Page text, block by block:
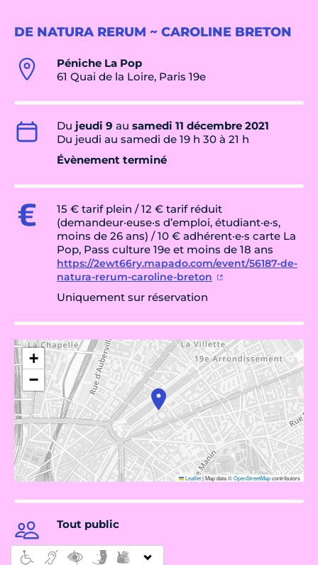
DE NATURA RERUM ~ CAROLINE BRETON
Péniche La Pop
61 Quai de la Loire, Paris 19e
Du jeudi 9 au samedi 11 décembre 2021
Du jeudi au samedi de 19 h 30 à 21 h
Évènement terminé
15 € tarif plein / 12 € tarif réduit
(demandeur·euse·s d’emploi, étudiant·e·s,
moins de 26 ans) / 10 € adhérent·e·s carte La
Pop, Pass culture 19e et moins de 18 ans
https://2ewt66ry.mapado.com/event/56187-de-
natura-rerum-caroline-breton
Uniquement sur réservation
+
−
Leaflet|Map data ©OpenStreetMapcontributors
Tout public